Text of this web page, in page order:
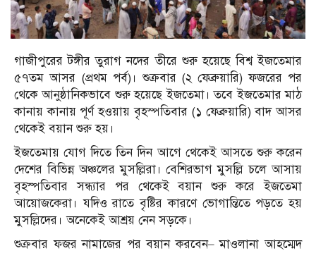
গাজীপুরের টঙ্গীর তুরাগ নদের তীরে শুরু হয়েছে বিশ্ব ইজতেমার
৫৭তম আসর (প্রথম পর্ব)। শুক্রবার (২ ফেব্রুয়ারি) ফজরের পর
থেকে আনুষ্ঠানিকভাবে শুরু হয়েছে ইজতেমা। তবে ইজতেমার মাঠ
কানায় কানায় পূর্ণ হওয়ায় বৃহস্পতিবার (১ ফেব্রুয়ারি) বাদ আসর
থেকেই বয়ান শুরু হয়।
ইজতেমায় যোগ দিতে তিন দিন আগে থেকেই আসতে শুরু করেন
দেশের বিভিন্ন অঞ্চলের মুসল্লিরা। বেশিরভাগ মুসল্লি চলে আসায়
বৃহস্পতিবার সন্ধ্যার পর থেকেই বয়ান শুরু করে ইজতেমা
আয়োজকেরা। যদিও রাতে বৃষ্টির কারণে ভোগান্তিতে পড়তে হয়
মুসল্লিদের। অনেকেই আশ্রয় নেন সড়কে।
শুক্রবার ফজর নামাজের পর বয়ান করবেন– মাওলানা আহম্মেদ